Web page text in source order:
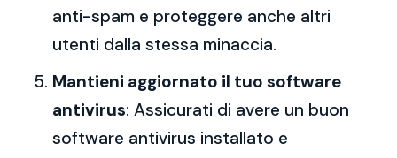
anti-spam e proteggere anche altri
utenti dalla stessa minaccia.
Mantieni aggiornato il tuo software
antivirus: Assicurati di avere un buon
software antivirus installato e